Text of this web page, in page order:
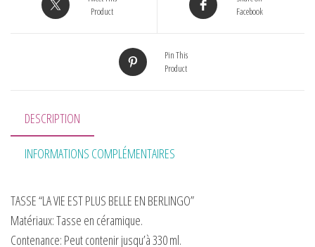
Product
Facebook
Pin This
Product
DESCRIPTION
INFORMATIONS COMPLÉMENTAIRES
TASSE “LA VIE EST PLUS BELLE EN BERLINGO”
Matériaux:Tasse en céramique.
Contenance: Peut contenir jusqu’à 330 ml.